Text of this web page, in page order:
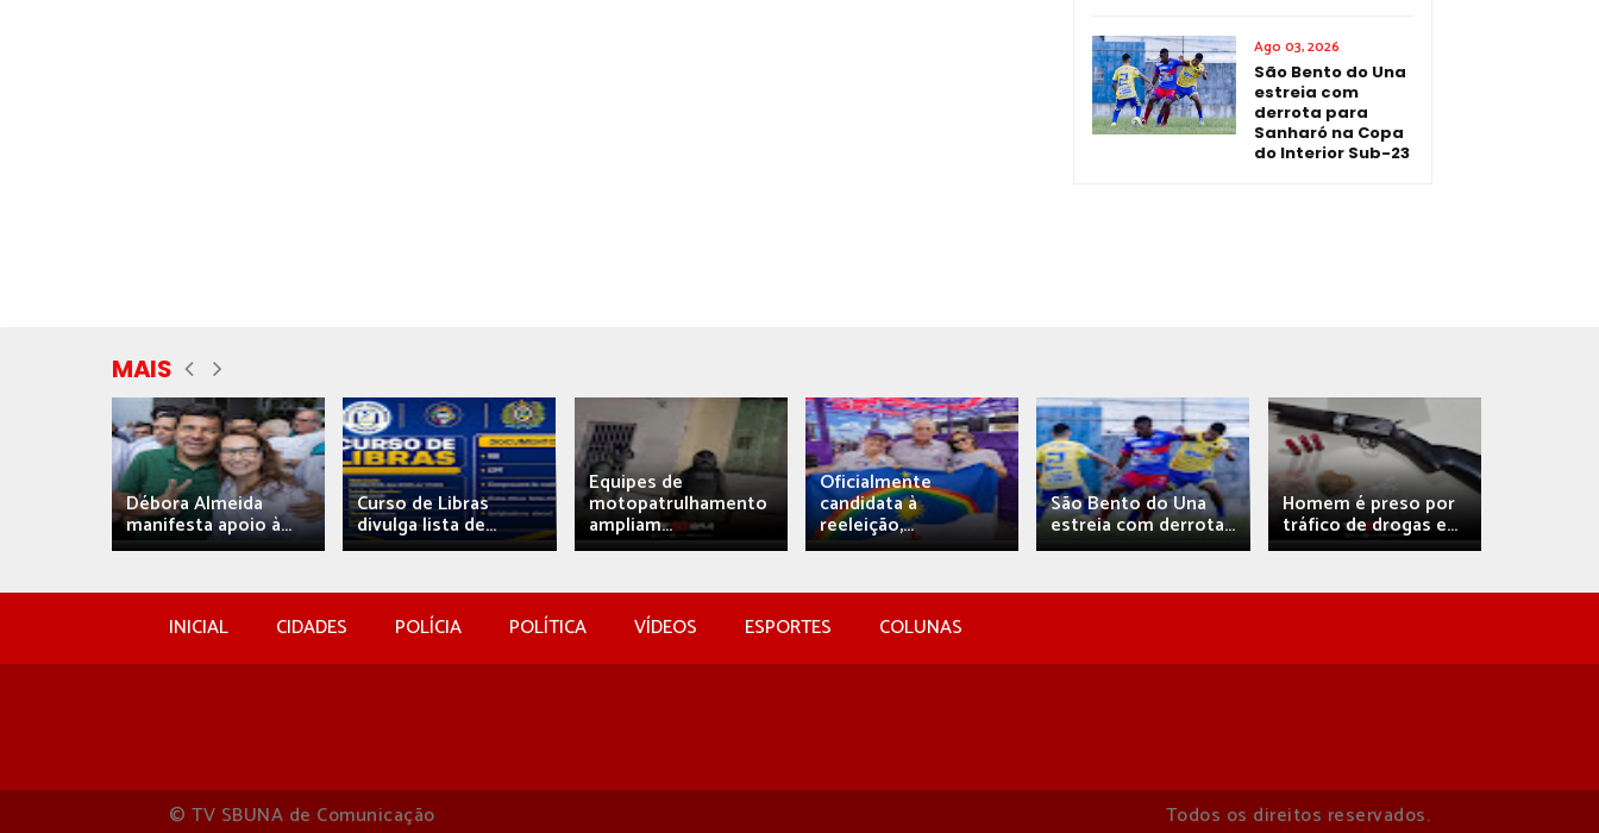
Ago 03, 2026
São Bento do Una
estreia com
derrota para
Sanharó na Copa
do Interior Sub-23
MAIS
Débora Almeida
manifesta apoio à...
Curso de Libras
divulga lista de...
Equipes de
motopatrulhamento
ampliam...
Oficialmente
candidata à
reeleição,...
São Bento do Una
estreia com derrota...
Homem é preso por
tráfico de drogas e...
INICIAL CIDADES POLÍCIA POLÍTICA VÍDEOS ESPORTES COLUNAS
© TV SBUNA de Comunicação Todos os direitos reservados.